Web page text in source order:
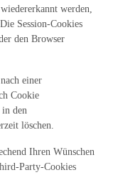
werden,
Session-Cookies
den Browser
einer
Cookie
den
löschen.
Ihren Wünschen
Party-Cookies